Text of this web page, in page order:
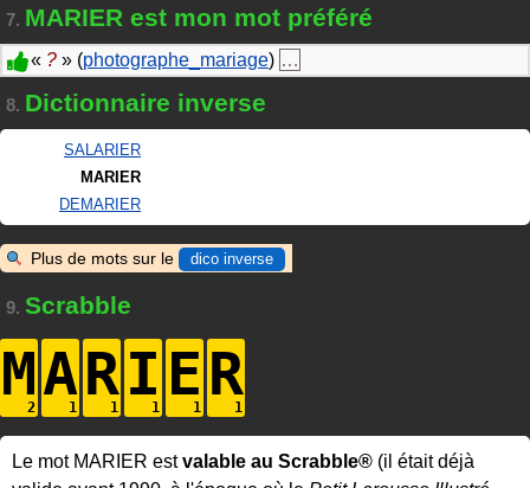
7. MARIER est mon mot préféré
« ? » (photographe_mariage) …
8. Dictionnaire inverse
SALARIER
MARIER
DEMARIER
Plus de mots sur le dico inverse
9. Scrabble
MARI ER
Le mot MARIER estvalable au Scrabble® (il était déjà